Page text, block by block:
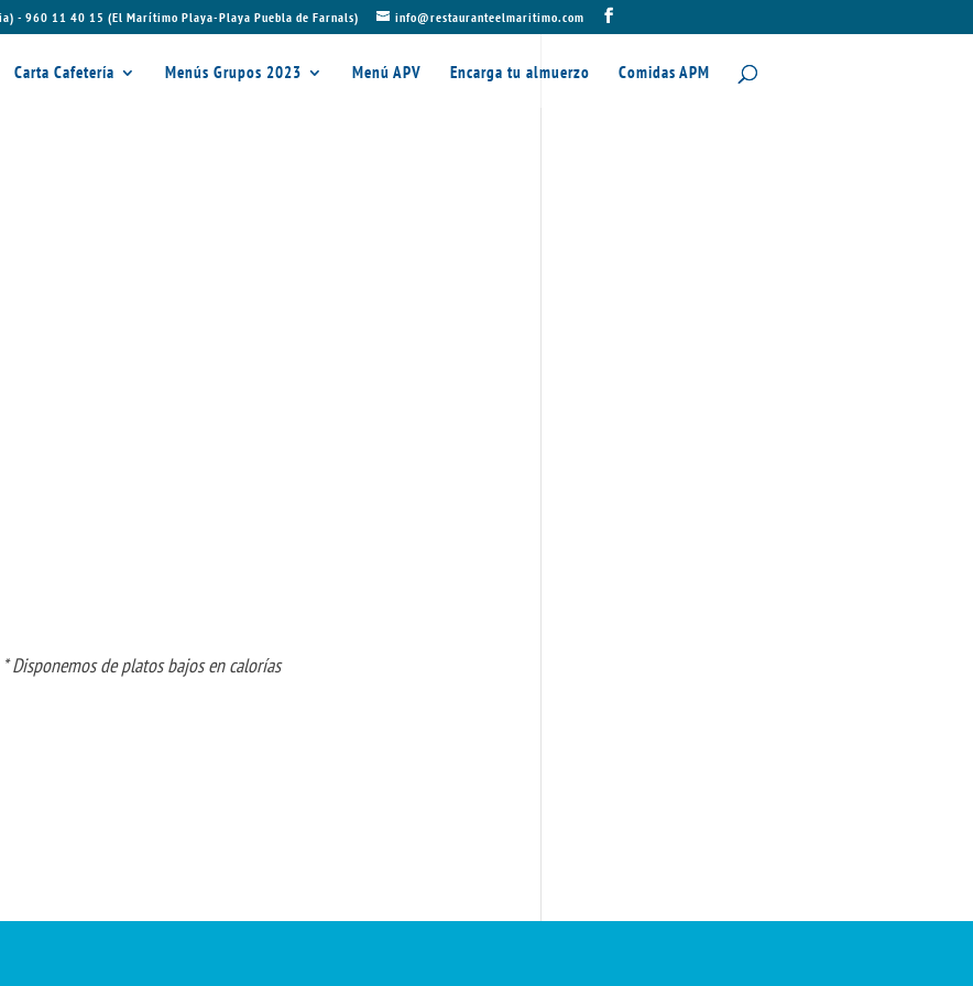
- 960 11 40 15 (El Marítimo Playa-Playa Puebla de Farnals) info@restauranteelmaritimo.com
Carta Cafetería Menús Grupos 2023 Menú APV Encarga tu almuerzo Comidas APM
* Disponemos de platos bajos en calorías